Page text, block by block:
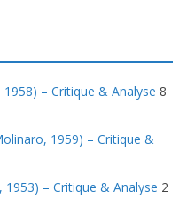
– Critique & Analyse 8
1959) – Critique &
– Critique & Analyse 2